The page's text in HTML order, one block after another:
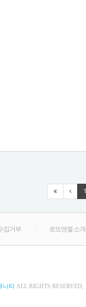
1
집거부 로또엔젤 소개
니티 ALL RIGHTS RESERVED,